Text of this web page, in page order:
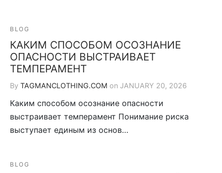
BLOG
КАКИМ СПОСОБОМ ОСОЗНАНИЕ
ОПАСНОСТИ ВЫСТРАИВАЕТ
ТЕМПЕРАМЕНТ
By TAGMANCLOTHING.COM on JANUARY 20, 2026
Каким способом осознание опасности
выстраивает темперамент Понимание риска
выступает единым из основ…
BLOG